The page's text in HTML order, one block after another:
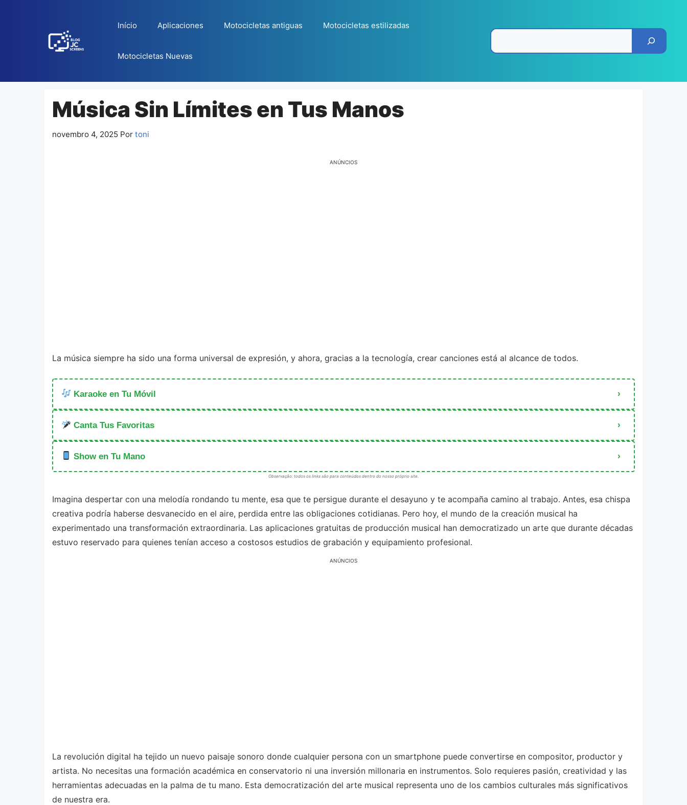
Início Aplicaciones Motocicletas antiguas Motocicletas estilizadas
Motocicletas Nuevas
Música Sin Límites en Tus Manos
novembro 4, 2025 Por toni
ANÚNCIOS
La música siempre ha sido una forma universal de expresión, y ahora, gracias a la tecnología, crear canciones está al alcance de todos.
Karaoke en Tu Móvil
Canta Tus Favoritas
Show en Tu Mano
Observação: todos os links são para conteúdos dentro do nosso próprio site.
Imagina despertar con una melodía rondando tu mente, esa que te persigue durante el desayuno y te acompaña camino al trabajo. Antes, esa chispa
creativa podría haberse desvanecido en el aire, perdida entre las obligaciones cotidianas. Pero hoy, el mundo de la creación musical ha
experimentado una transformación extraordinaria. Las aplicaciones gratuitas de producción musical han democratizado un arte que durante décadas
estuvo reservado para quienes tenían acceso a costosos estudios de grabación y equipamiento profesional.
ANÚNCIOS
La revolución digital ha tejido un nuevo paisaje sonoro donde cualquier persona con un smartphone puede convertirse en compositor, productor y
artista. No necesitas una formación académica en conservatorio ni una inversión millonaria en instrumentos. Solo requieres pasión, creatividad y las
herramientas adecuadas en la palma de tu mano. Esta democratización del arte musical representa uno de los cambios culturales más significativos
de nuestra era.